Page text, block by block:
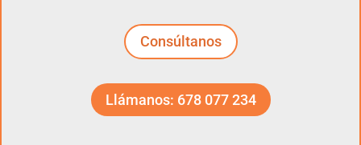
Consúltanos
Llámanos: 678 077 234